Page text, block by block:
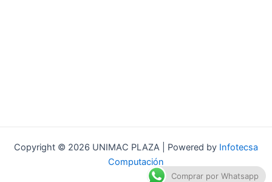
Copyright © 2026 UNIMAC PLAZA | Powered by Infotecsa
Computación
Comprar por Whatsapp